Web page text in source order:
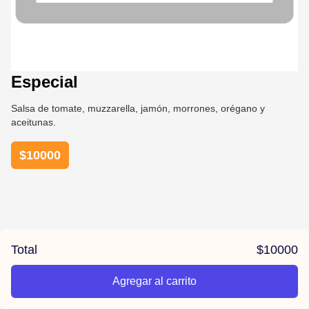
Especial
Salsa de tomate, muzzarella, jamón, morrones, orégano y
aceitunas.
$10000
Total $10000
Agregar al carrito